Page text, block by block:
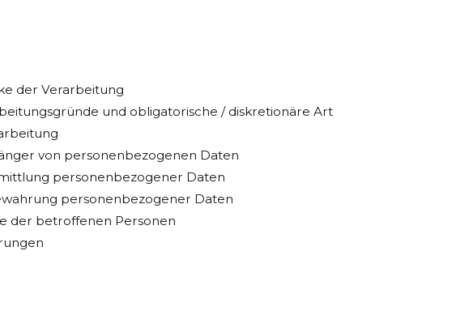
der Verarbeitung
und obligatorische / diskretionäre Art
von personenbezogenen Daten
personenbezogener Daten
personenbezogener Daten
der betroffenen Personen